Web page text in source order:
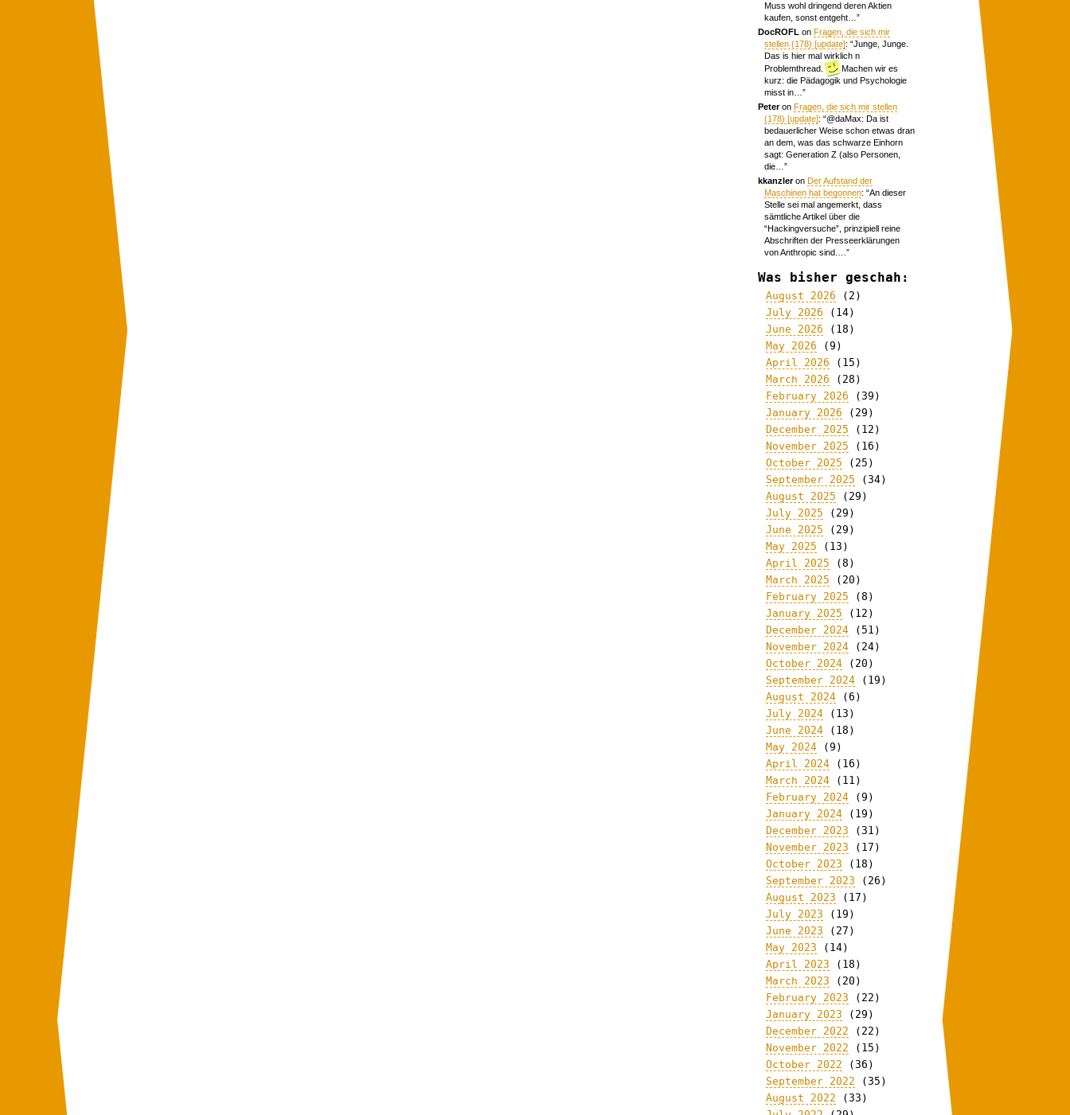
Muss wohl dringend deren Aktien
kaufen, sonst entgeht… ”
DocROFL onFragen, die sich mir
stellen (178) [update]: “Junge, Junge.
Das is hier mal wirklich n
Problemthread.
Machen wir es
kurz: die Pädagogik und Psychologie
misst in… ”
PeteronFragen, die sich mir stellen
(178) [update]: “@daMax: Da ist
bedauerlicher Weise schon etwas dran
an dem, was das schwarze Einhorn
sagt: Generation Z (also Personen,
die… ”
kkanzleronDer Aufstand der
Maschinen hat begonnen: “An dieser
Stelle sei mal angemerkt, dass
sämtliche Artikel über die
“Hackingversuche”, prinzipiell reine
Abschriften der Presseerklärungen
von Anthropic sind.… ”
Was bisher geschah:
August 2026 (2)
July 2026 (14)
June 2026 (18)
May 2026 (9)
April 2026 (15)
March 2026 (28)
February 2026 (39)
January 2026 (29)
December 2025 (12)
November 2025 (16)
October 2025 (25)
September 2025 (34)
August 2025 (29)
July 2025 (29)
June 2025 (29)
May 2025 (13)
April 2025 (8)
March 2025 (20)
February 2025 (8)
January 2025 (12)
December 2024 (51)
November 2024 (24)
October 2024 (20)
September 2024 (19)
August 2024 (6)
July 2024 (13)
June 2024 (18)
May 2024 (9)
April 2024 (16)
March 2024 (11)
February 2024 (9)
January 2024 (19)
December 2023 (31)
November 2023 (17)
October 2023 (18)
September 2023 (26)
August 2023 (17)
July 2023 (19)
June 2023 (27)
May 2023 (14)
April 2023 (18)
March 2023 (20)
February 2023 (22)
January 2023 (29)
December 2022 (22)
November 2022 (15)
October 2022 (36)
September 2022 (35)
August 2022 (33)